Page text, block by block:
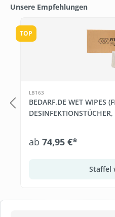
Unsere Empfehlungen
TOP
LB163
BEDARF.DE WET WIPES
ab 74,95 €*
Staffel